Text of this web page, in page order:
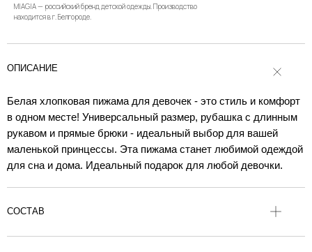
MIAGIA — российский бренд детской одежды. Производство
находится в г. Белгороде.
ОПИСАНИЕ
Белая хлопковая пижама для девочек - это стиль и комфорт
в одном месте! Универсальный размер, рубашка с длинным
рукавом и прямые брюки - идеальный выбор для вашей
маленькой принцессы. Эта пижама станет любимой одеждой
для сна и дома. Идеальный подарок для любой девочки.
СОСТАВ